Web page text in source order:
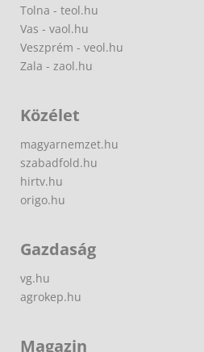
Tolna - teol.hu
Vas - vaol.hu
Veszprém - veol.hu
Zala - zaol.hu
Közélet
magyarnemzet.hu
szabadfold.hu
hirtv.hu
origo.hu
Gazdaság
vg.hu
agrokep.hu
Magazin